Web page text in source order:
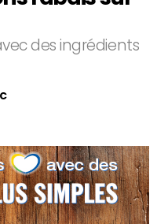
des ingrédients